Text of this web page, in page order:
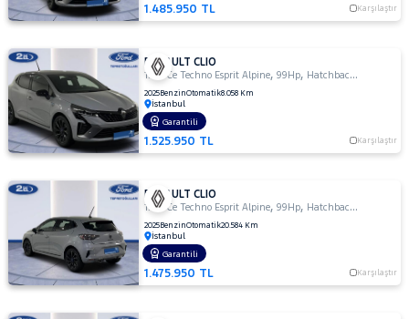
1.485.950 TL Karşılaştır
RENAULT CLIO
1.0 TCe Techno Esprit Alpine,99Hp, Hatchback 5 Kapı
2025BenzinOtomatik8.058 Km
İstanbul
1.525.950 TL Karşılaştır
Garantili
RENAULT CLIO
1.0 TCe Techno Esprit Alpine,99Hp, Hatchback 5 Kapı
2025BenzinOtomatik20.584 Km
İstanbul
1.475.950 TL Karşılaştır
Garantili